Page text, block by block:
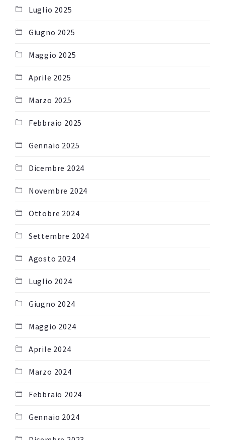
Luglio 2025
Giugno 2025
Maggio 2025
Aprile 2025
Marzo 2025
Febbraio 2025
Gennaio 2025
Dicembre 2024
Novembre 2024
Ottobre 2024
Settembre 2024
Agosto 2024
Luglio 2024
Giugno 2024
Maggio 2024
Aprile 2024
Marzo 2024
Febbraio 2024
Gennaio 2024